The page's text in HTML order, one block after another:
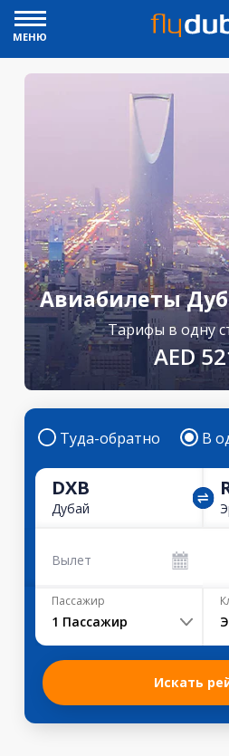
МЕНЮ
Авиабилеты
Тарифы в одну
AED
Туда-обратно В
DXB
Дубай
Вылет
Пассажир
1 Пассажир
Искать